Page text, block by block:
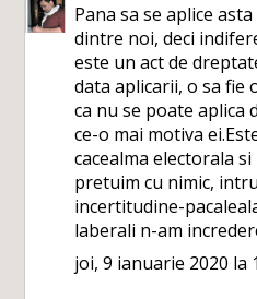
Pana sa se aplice
dintre noi, deci
este un act de
data aplicarii, o sa fie
ca nu se poate aplica
ce-o mai motiva
cacealma electorala
pretuim cu nimic,
incertitudine-
laberali n-am
joi, 9 ianuarie 2020 la